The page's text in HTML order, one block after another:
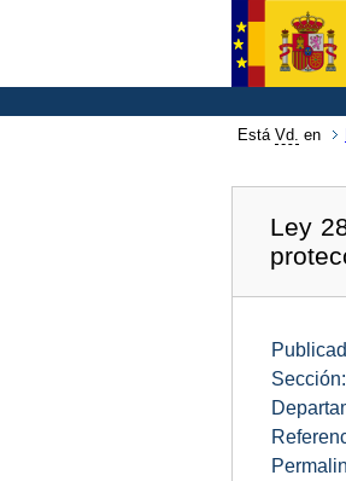
Está Vd. en
Ley
Sección: